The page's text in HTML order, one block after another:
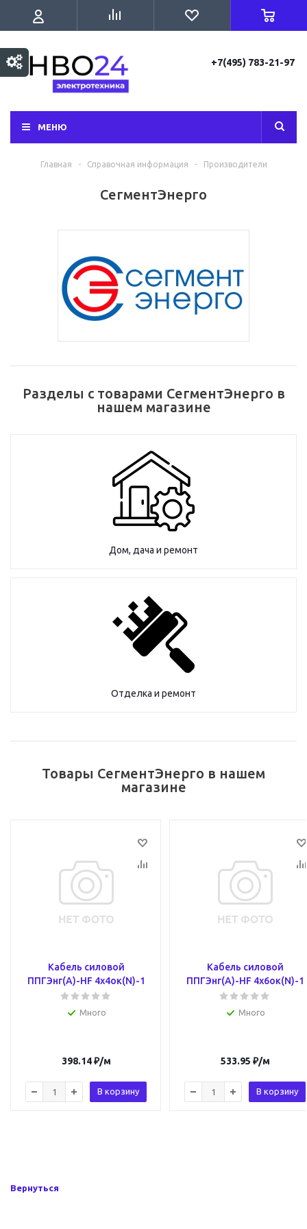
+7(495) 783-21-97
МЕНЮ
Главная - Справочная информация - Производители
СегментЭнерго
Разделы с товарами СегментЭнерго в
нашем магазине
Дом, дача и ремонт
Отделка и ремонт
Товары СегментЭнерго в нашем
магазине
Кабель силовой
ППГЭнг(А)-HF 4х4ок(N)-1
Много
398.14₽/м
В корзину
Кабель силовой
ППГЭнг(А)-HF 4х6ок(N)-1
Много
533.95 ₽/м
В корзину
Вернуться